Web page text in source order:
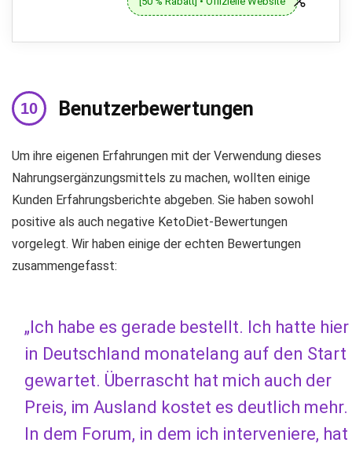
Benutzerbewertungen
Um ihre eigenen Erfahrungen mit der Verwendung dieses
Nahrungsergänzungsmittels zu machen, wollten einige
Kunden Erfahrungsberichte abgeben. Sie haben sowohl
positive als auch negative KetoDiet-Bewertungen
vorgelegt. Wir haben einige der echten Bewertungen
zusammengefasst:
„Ich habe es gerade bestellt. Ich hatte hier
in Deutschland monatelang auf den Start
gewartet. Überrascht hat mich auch der
Preis, im Ausland kostet es deutlich mehr.
In dem Forum, in dem ich interveniere, hat